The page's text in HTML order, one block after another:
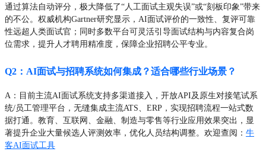
通过算法自动评分，极大降低了“人工面试主观失误”或“刻板印象”带来
的不公。权威机构Gartner研究显示，AI面试评价的一致性、复评可靠
性远超人类面试官；同时多数平台可灵活引导面试结构与内容复合岗
位需求，提升人才聘用精准度，保障企业招聘公平专业。
Q2：AI面试与招聘系统如何集成？适合哪些行业场景？
A：目前主流AI面试系统支持多渠道接入，开放API及原生对接笔试系
统/员工管理平台，无缝集成主流ATS、ERP，实现招聘流程一站式数
据打通。教育、互联网、金融、制造与零售等行业应用效果突出，显
著提升企业大量候选人评测效率，优化人员结构调整。欢迎查阅： 牛
客AI面试工具